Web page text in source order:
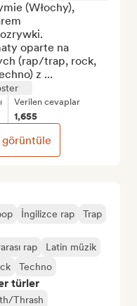
İngilizce rap Trap
rap
Latin müzik
Techno
türler
Thrash
(Włochy),
oparte na
(rap/trap, rock,
z ...
Verilen cevaplar
1,655